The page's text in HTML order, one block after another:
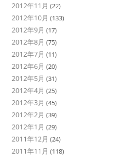
2012年11月 (22)
2012年10月 (133)
2012年9月 (17)
2012年8月 (75)
2012年7月 (11)
2012年6月 (20)
2012年5月 (31)
2012年4月 (25)
2012年3月 (45)
2012年2月 (39)
2012年1月 (29)
2011年12月 (24)
2011年11月 (118)